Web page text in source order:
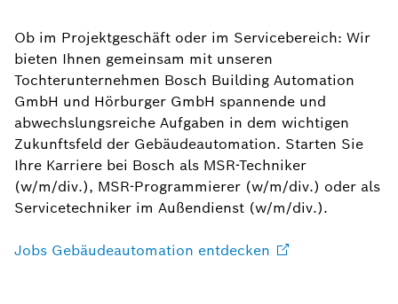
Ob im Projektgeschäft oder im Servicebereich: Wir
bieten Ihnen gemeinsam mit unseren
Tochterunternehmen Bosch Building Automation
GmbH und Hörburger GmbH spannende und
abwechslungsreiche Aufgaben in dem wichtigen
Zukunftsfeld der Gebäudeautomation. Starten Sie
Ihre Karriere bei Bosch als MSR-Techniker
(w/m/div.), MSR-Programmierer (w/m/div.) oder als
Servicetechniker im Außendienst (w/m/div.).
Jobs Gebäudeautomation entdecken